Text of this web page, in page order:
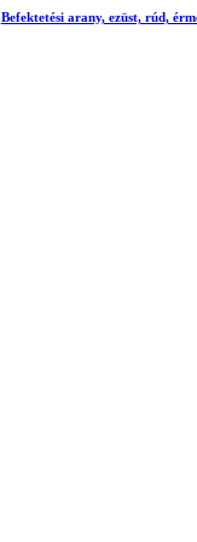
Befektetési arany, ezüst, rúd,